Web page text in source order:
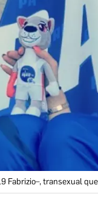
Fabrizio–, transexual